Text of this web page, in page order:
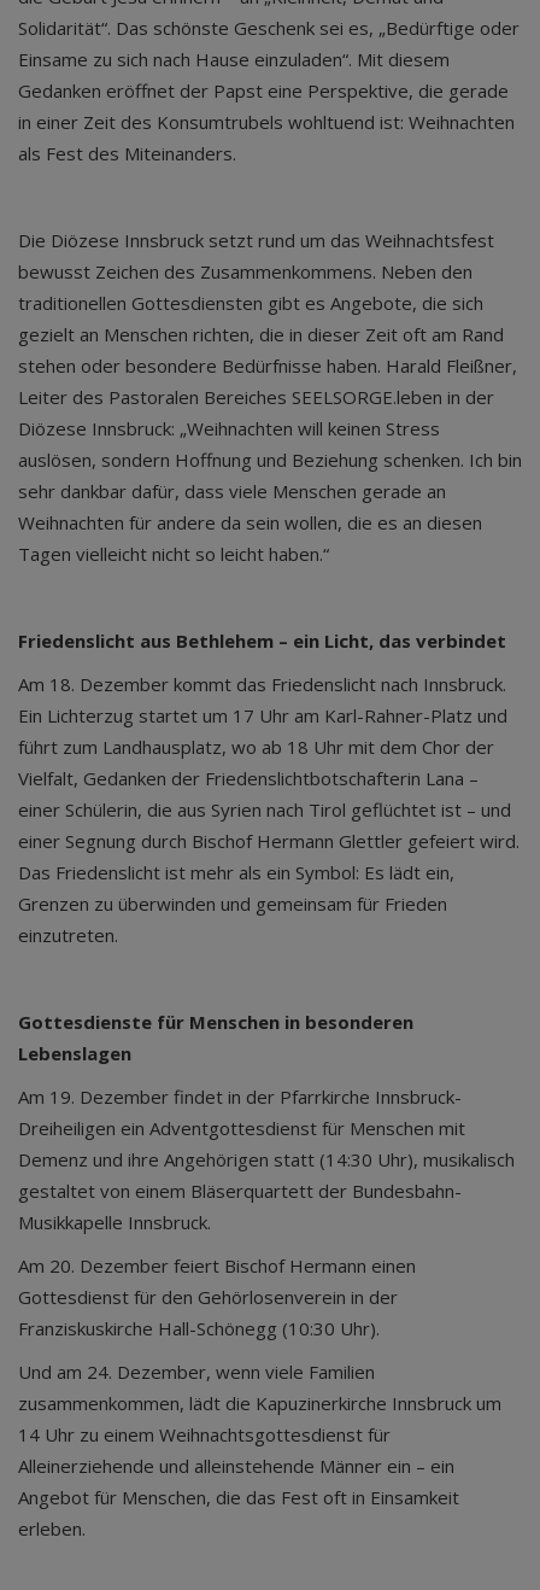
Solidarität“. Das schönste Geschenk sei es, „Bedürftige oder
Einsame zu sich nach Hause einzuladen“. Mit diesem
Gedanken eröffnet der Papst eine Perspektive, die gerade
in einer Zeit des Konsumtrubels wohltuend ist: Weihnachten
als Fest des Miteinanders.
Die Diözese Innsbruck setzt rund um das Weihnachtsfest
bewusst Zeichen des Zusammenkommens. Neben den
traditionellen Gottesdiensten gibt es Angebote, die sich
gezielt an Menschen richten, die in dieser Zeit oft am Rand
stehen oder besondere Bedürfnisse haben. Harald Fleißner,
Leiter des Pastoralen Bereiches SEELSORGE.leben in der
Diözese Innsbruck: „Weihnachten will keinen Stress
auslösen, sondern Hoffnung und Beziehung schenken. Ich bin
sehr dankbar dafür, dass viele Menschen gerade an
Weihnachten für andere da sein wollen, die es an diesen
Tagen vielleicht nicht so leicht haben.“
Friedenslicht aus Bethlehem – ein Licht, das verbindet
Am 18. Dezember kommt das Friedenslicht nach Innsbruck.
Ein Lichterzug startet um 17 Uhr am Karl-Rahner-Platz und
führt zum Landhausplatz, wo ab 18 Uhr mit dem Chor der
Vielfalt, Gedanken der Friedenslichtbotschafterin Lana –
einer Schülerin, die aus Syrien nach Tirol geflüchtet ist – und
einer Segnung durch Bischof Hermann Glettler gefeiert wird.
Das Friedenslicht ist mehr als ein Symbol: Es lädt ein,
Grenzen zu überwinden und gemeinsam für Frieden
einzutreten.
Gottesdienste für Menschen in besonderen
Lebenslagen
Am 19. Dezember findet in der Pfarrkirche Innsbruck-
Dreiheiligen ein Adventgottesdienst für Menschen mit
Demenz und ihre Angehörigen statt (14:30 Uhr), musikalisch
gestaltet von einem Bläserquartett der Bundesbahn-
Musikkapelle Innsbruck.
Am 20. Dezember feiert Bischof Hermann einen
Gottesdienst für den Gehörlosenverein in der
Franziskuskirche Hall-Schönegg (10:30 Uhr).
Und am 24. Dezember, wenn viele Familien
zusammenkommen, lädt die Kapuzinerkirche Innsbruck um
14 Uhr zu einem Weihnachtsgottesdienst für
Alleinerziehende und alleinstehende Männer ein – ein
Angebot für Menschen, die das Fest oft in Einsamkeit
erleben.